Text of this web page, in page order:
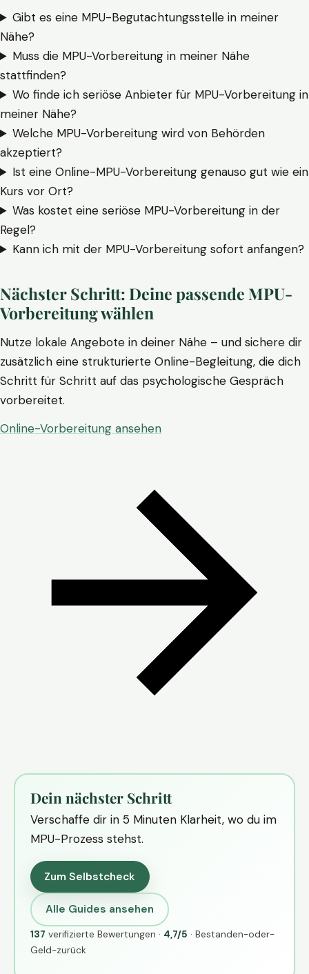
Gibt es eine MPU-Begutachtungsstelle in meiner
Nähe?
Muss die MPU-Vorbereitung in meiner Nähe
stattfinden?
Wo finde ich seriöse Anbieter für MPU-Vorbereitung in
meiner Nähe?
Welche MPU-Vorbereitung wird von Behörden
akzeptiert?
Ist eine Online-MPU-Vorbereitung genauso gut wie ein
Kurs vor Ort?
Was kostet eine seriöse MPU-Vorbereitung in der
Regel?
Kann ich mit der MPU-Vorbereitung sofort anfangen?
Nächster Schritt: Deine passende MPU-
Vorbereitung wählen
Nutze lokale Angebote in deiner Nähe – und sichere dir
zusätzlich eine strukturierte Online-Begleitung, die dich
Schritt für Schritt auf das psychologische Gespräch
vorbereitet.
Online-Vorbereitung ansehen
Dein nächster Schritt
Verschaffe dir in 5 Minuten Klarheit, wo du im
MPU-Prozess stehst.
Zum Selbstcheck
Alle Guides ansehen
137 verifizierte Bewertungen · 4,7/5 · Bestanden-oder-
Geld-zurück